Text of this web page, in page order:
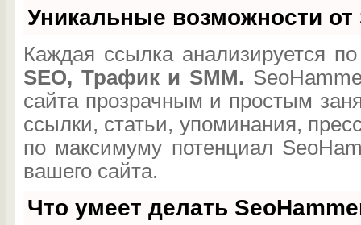
Уникальные возможности от
Каждая ссылка анализируется
SEO, Трафик и SMM.
сайта прозрачным и простым
ссылки, статьи, упоминания,
по максимуму потенциал
вашего сайта.
Что умеет делать